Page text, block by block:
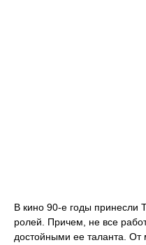
В кино 90-е годы принесли
ролей. Причем, не все
достойными ее таланта.